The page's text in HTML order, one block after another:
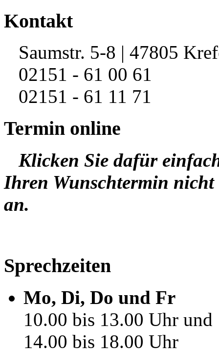
Kontakt
Saumstr. 5-8 | 47805
02151 - 61 00 61
02151 - 61 11 71
Termin online
Klicken Sie dafür
Ihren Wunschtermin
an.
Sprechzeiten
Mo, Di, Do und Fr
10.00 bis 13.00 Uhr und
14.00 bis 18.00 Uhr